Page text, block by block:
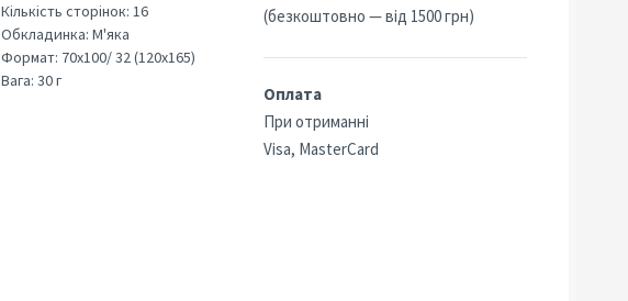
Кількість сторінок: 16
Обкладинка: М'яка
Формат: 70х100/ 32 (120х165)
Вага: 30 г
(безкоштовно — від 1500 грн)
Оплата
При отриманні
Visa, MasterCard